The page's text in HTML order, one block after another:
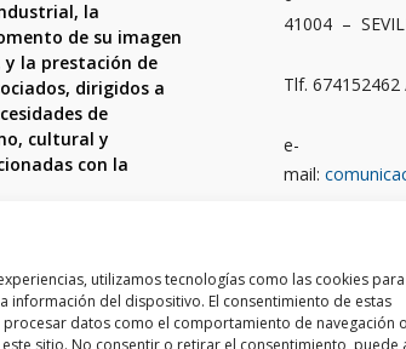
utilizamos tecnologías como las cookies para
información del dispositivo. El consentimiento de estas
datos como el comportamiento de navegación
sitio. No consentir o retirar el consentimiento, puede
la
de su imagen
y la prestación de
dirigidos a
de
cultural y
con la
41004 –
Tlf.
e-
mail:
Ámbito
Córdoba,